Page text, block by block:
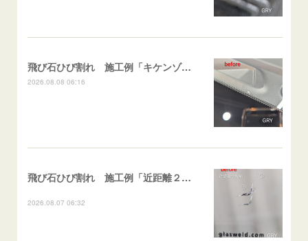
飛び石ひび割れ 施工例「キケンゾーン範囲・ストレートブレイク」フェアレディＺ
2026.08.08 06:16
飛び石ひび割れ 施工例「近距離２箇所・パーシャル系+ストレート系」CX-8
2026.08.07 06:32